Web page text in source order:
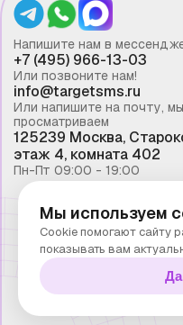
Напишите нам в
+7 (495) 966-13-03
Или позвоните нам!
info@targetsms.ru
Или напишите на почту,
просматриваем
125239 Москва,
этаж 4, комната 402
Пн-Пт 09:00 - 19:00
Смс
Запрещено
письменного
Политика
Мы используем
Cookie помогают сайту
показывать вам